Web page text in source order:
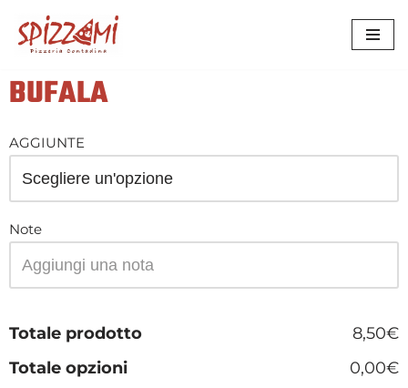
VAI
AL
CONTENUTO
BUFALA
AGGIUNTE
Note
Totale prodotto
8,50€
Totale opzioni
0,00€